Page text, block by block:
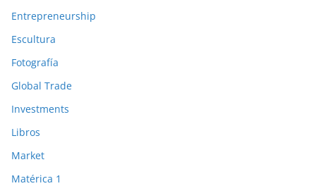
Entrepreneurship
Escultura
Fotografía
Global Trade
Investments
Libros
Market
Matérica 1